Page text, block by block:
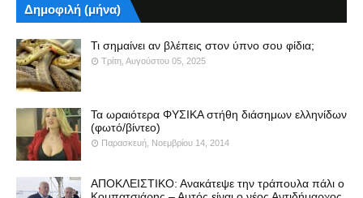
Δημοφιλή (μήνα)
Τι σημαίνει αν βλέπεις στον ύπνο σου φίδια;
Τρίτη, Αυγούστου 05, 2025
Τα ωραιότερα ΦΥΣΙΚΑ στήθη διάσημων ελληνίδων
(φωτό/βίντεο)
Παρασκευή, Νοεμβρίου 14, 2014
ΑΠΟΚΛΕΙΣΤΙΚΟ: Ανακάτεψε την τράπουλα πάλι ο